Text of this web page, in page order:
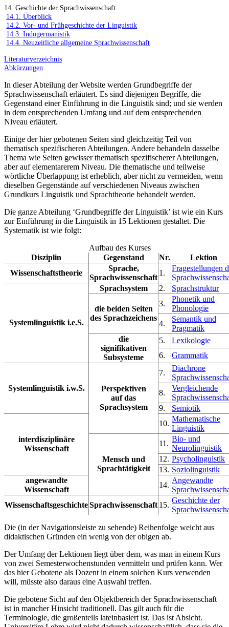
14. Geschichte der Sprachwissenschaft
14.1. Überblick
14.2. Vor- und Frühgeschichte der Linguistik
14.3. Indogermanistik
14.4. Neuzeitliche allgemeine Sprachwissenschaft
Literaturverzeichnis
Abkürzungen
In dieser Abteilung der Website werden Grundbegriffe der
Sprachwissenschaft erläutert. Es sind diejenigen Begriffe, die
Gegenstand einer Einführung in die Linguistik sind; und sie werden
in dem entsprechenden Umfang und auf dem entsprechenden
Niveau erläutert.
Einige der hier gebotenen Seiten sind gleichzeitig Teil von
thematisch spezifischeren Abteilungen. Andere behandeln dasselbe
Thema wie Seiten gewisser thematisch spezifischerer Abteilungen,
aber auf elementarerem Niveau. Die thematische und teilweise
wörtliche Überlappung ist erheblich, aber nicht zu vermeiden, wenn
dieselben Gegenstände auf verschiedenen Niveaus zwischen
Grundkurs Linguistik und Sprachtheorie behandelt werden.
Die ganze Abteilung ‘Grundbegriffe der Linguistik’ ist wie ein Kurs
zur Einführung in die Linguistik in 15 Lektionen gestaltet. Die
Systematik ist wie folgt:
Aufbau des Kurses
Disziplin
Gegenstand Nr.
Lektion
Wissenschaftstheorie
Sprache,
Sprachwissenschaft
1.
Fragestellungen
Systemlinguistik i.e.S.
Sprachsystem 2. Sprachstruktur
die beiden Seiten
des Sprachzeichens
3.
Phonetik und
Phonologie
4.
Semantik und
Pragmatik
die
signifikativen
Subsysteme
5.
Lexikologie
6.
Grammatik
Systemlinguistik i.w.S.
Perspektiven
auf das
Sprachsystem
7.
Diachrone
8.
Vergleichende
9.
Semiotik
interdisziplinäre
Wissenschaft
10.
Mathematische
Linguistik
Mensch und
Sprachtätigkeit
11.
Bio- und
Neurolinguistik
12. Psycholinguistik
13. Soziolinguistik
angewandte
Wissenschaft
14.
Angewandte
WissenschaftsgeschichteSprachwissenschaft 15.
Geschichte der
Die (in der Navigationsleiste zu sehende) Reihenfolge weicht aus
didaktischen Gründen ein wenig von der obigen ab.
Der Umfang der Lektionen liegt über dem, was man in einem Kurs
von zwei Semesterwochenstunden vermitteln und prüfen kann. Wer
das hier Gebotene als Dozent in einem solchen Kurs verwenden
will, müsste also daraus eine Auswahl treffen.
Die gebotene Sicht auf den Objektbereich der Sprachwissenschaft
ist in mancher Hinsicht traditionell. Das gilt auch für die
Terminologie, die großenteils lateinbasiert ist. Das ist Absicht.